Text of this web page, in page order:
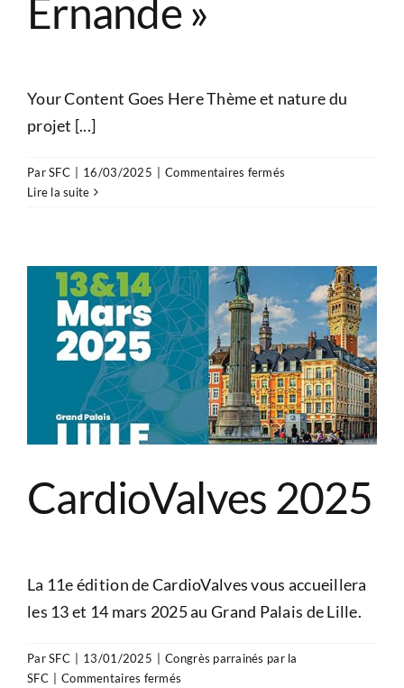
Ernande »
Your Content Goes Here Thème et nature du
projet [...]
ParSFC 16/03/2025 Commentaires fermés
Laura
Ernande
»
Lire la suite
CardioValves 2025
La 11e édition de CardioValves vous accueillera
les 13 et 14 mars 2025 au Grand Palais de Lille.
ParSFC | 13/01/2025 | Congrès parrainés par la
SFC | Commentaires fermés